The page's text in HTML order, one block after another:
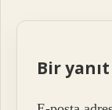
Bir yanıt